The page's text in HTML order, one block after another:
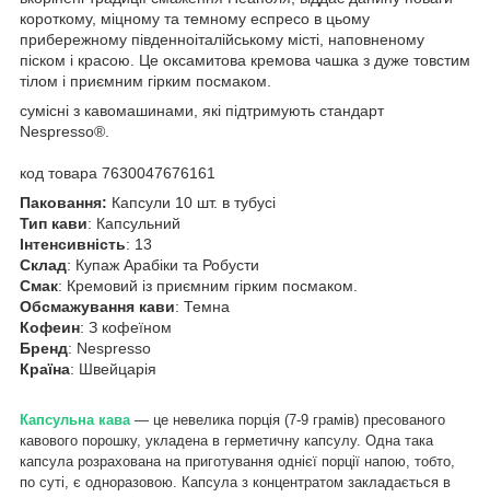
короткому, міцному та темному еспресо в цьому
прибережному південноіталійському місті, наповненому
піском і красою. Це оксамитова кремова чашка з дуже товстим
тілом і приємним гірким посмаком.
сумісні з кавомашинами, які підтримують стандарт
Nespresso®.
код товара 7630047676161
Паковання: Капсули 10 шт. в тубусі
Тип кави: Капсульний
Інтенсивність: 13
Склад: Купаж Арабіки та Робусти
Смак: Кремовий із приємним гірким посмаком.
Обсмажування кави: Темна
Кофеин: З кофеїном
Бренд: Nespresso
Країна: Швейцарія
Капсульна кава — це невелика порція (7-9 грамів) пресованого
кавового порошку, укладена в герметичну капсулу. Одна така
капсула розрахована на приготування однієї порції напою, тобто,
по суті, є одноразовою. Капсула з концентратом закладається в